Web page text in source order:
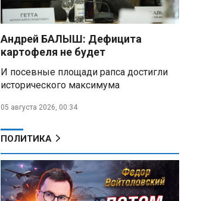
Андрей БАЛЫШ: Дефицита
картофеля не будет
И посевные площади рапса достигли
исторического максимума
05 августа 2026, 00:34
ПОЛИТИКА